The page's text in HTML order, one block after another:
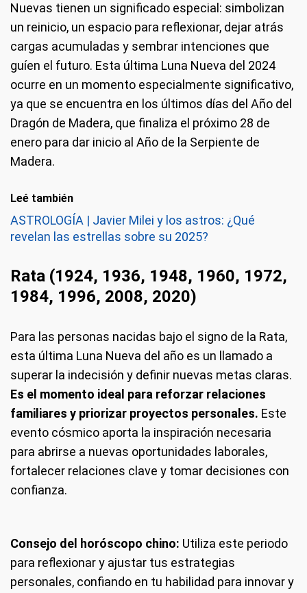
Nuevas tienen un significado especial: simbolizan
un reinicio, un espacio para reflexionar, dejar atrás
cargas acumuladas y sembrar intenciones que
guíen el futuro. Esta última Luna Nueva del 2024
ocurre en un momento especialmente significativo,
ya que se encuentra en los últimos días del Año del
Dragón de Madera, que finaliza el próximo 28 de
enero para dar inicio al Año de la Serpiente de
Madera.
Leé también
ASTROLOGÍA | Javier Milei y los astros: ¿Qué
revelan las estrellas sobre su 2025?
Rata (1924, 1936, 1948, 1960, 1972,
1984, 1996, 2008, 2020)
Para las personas nacidas bajo el signo de la Rata,
esta última Luna Nueva del año es un llamado a
superar la indecisión y definir nuevas metas claras.
Es el momento ideal para reforzar relaciones
familiares y priorizar proyectos personales. Este
evento cósmico aporta la inspiración necesaria
para abrirse a nuevas oportunidades laborales,
fortalecer relaciones clave y tomar decisiones con
confianza.
Consejo del horóscopo chino: Utiliza este periodo
para reflexionar y ajustar tus estrategias
personales, confiando en tu habilidad para innovar y